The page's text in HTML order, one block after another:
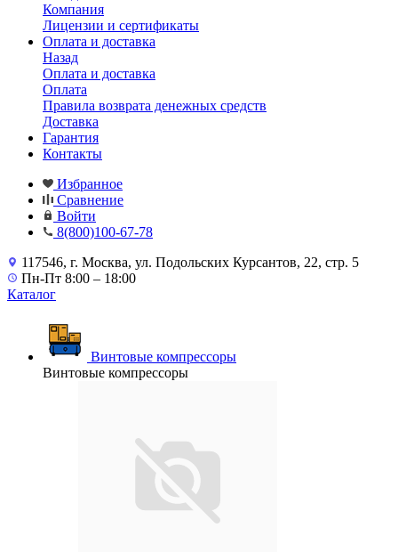
Компания
Лицензии и сертификаты
Оплата и доставка
Назад
Оплата и доставка
Оплата
Правила возврата денежных средств
Доставка
Гарантия
Контакты
Избранное
Сравнение
Войти
8(800)100-67-78
117546, г. Москва, ул. Подольских Курсантов, 22, стр. 5
Пн-Пт 8:00 – 18:00
Каталог
Винтовые компрессоры
Винтовые компрессоры